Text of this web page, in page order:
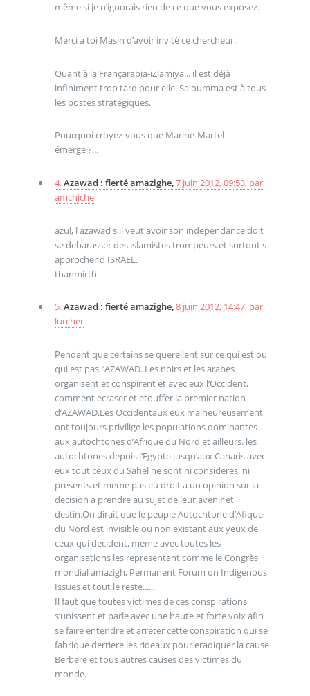
même si je n’ignorais rien de ce que vous exposez.
Merci à toi Masin d’avoir invité ce chercheur.
Quant à la Françarabia-iZlamiya... il est déjà
infiniment trop tard pour elle. Sa oumma est à tous
les postes stratégiques.
Pourquoi croyez-vous que Marine-Martel
émerge ?...
4.Azawad : fierté amazighe,7 juin 2012, 09:53, par
amchiche
azul, l azawad s il veut avoir son independance doit
se debarasser des islamistes trompeurs et surtout s
approcher d ISRAEL.
thanmirth
5.Azawad : fierté amazighe,8 juin 2012, 14:47, par
lurcher
Pendant que certains se querellent sur ce qui est ou
qui est pas l’AZAWAD. Les noirs et les arabes
organisent et conspirent et avec eux l’Occident,
comment ecraser et etouffer la premier nation
d’AZAWAD.Les Occidentaux eux malheureusement
ont toujours privilige les populations dominantes
aux autochtones d’Afrique du Nord et ailleurs. les
autochtones depuis l’Egypte jusqu’aux Canaris avec
eux tout ceux du Sahel ne sont ni consideres, ni
presents et meme pas eu droit a un opinion sur la
decision a prendre au sujet de leur avenir et
destin.On dirait que le peuple Autochtone d’Afique
du Nord est invisible ou non existant aux yeux de
ceux qui decident, meme avec toutes les
organisations les representant comme le Congrès
mondial amazigh, Permanent Forum on Indigenous
Issues et tout le reste......
Il faut que toutes victimes de ces conspirations
s’unissent et parle avec une haute et forte voix afin
se faire entendre et arreter cette conspiration qui se
fabrique derriere les rideaux pour eradiquer la cause
Berbere et tous autres causes des victimes du
monde.